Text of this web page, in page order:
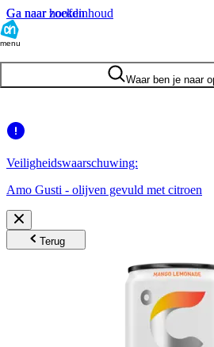
Ga naar hoofdinhoud
Ga naar zoeken
menu
Waar ben je naar
Veiligheidswaarschuwing:
Amo Gusti - olijven gevuld met citroen
Terug